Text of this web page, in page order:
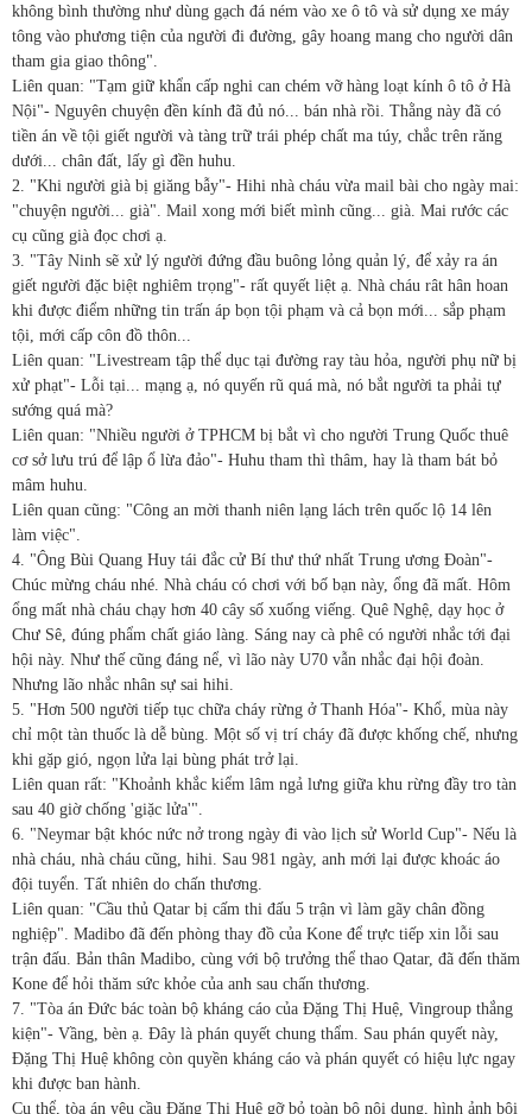
không bình thường như dùng gạch đá ném vào xe ô tô và sử dụng xe máy
tông vào phương tiện của người đi đường, gây hoang mang cho người dân
tham gia giao thông".
Liên quan: "Tạm giữ khẩn cấp nghi can chém vỡ hàng loạt kính ô tô ở Hà
Nội"- Nguyên chuyện đền kính đã đủ nó... bán nhà rồi. Thằng này đã có
tiền án về tội giết người và tàng trữ trái phép chất ma túy, chắc trên răng
dưới... chân đất, lấy gì đền huhu.
2. "Khi người già bị giăng bẫy"- Hihi nhà cháu vừa mail bài cho ngày mai:
"chuyện người... già". Mail xong mới biết mình cũng... già. Mai rước các
cụ cũng già đọc chơi ạ.
3. "Tây Ninh sẽ xử lý người đứng đầu buông lỏng quản lý, để xảy ra án
giết người đặc biệt nghiêm trọng"- rất quyết liệt ạ. Nhà cháu rât hân hoan
khi được điểm những tin trấn áp bọn tội phạm và cả bọn mới... sắp phạm
tội, mới cấp côn đồ thôn...
Liên quan: "Livestream tập thể dục tại đường ray tàu hỏa, người phụ nữ bị
xử phạt"- Lỗi tại... mạng ạ, nó quyến rũ quá mà, nó bắt người ta phải tự
sướng quá mà?
Liên quan: "Nhiều người ở TPHCM bị bắt vì cho người Trung Quốc thuê
cơ sở lưu trú để lập ổ lừa đảo"- Huhu tham thì thâm, hay là tham bát bỏ
mâm huhu.
Liên quan cũng: "Công an mời thanh niên lạng lách trên quốc lộ 14 lên
làm việc".
4. "Ông Bùi Quang Huy tái đắc cử Bí thư thứ nhất Trung ương Đoàn"-
Chúc mừng cháu nhé. Nhà cháu có chơi với bố bạn này, ổng đã mất. Hôm
ổng mất nhà cháu chạy hơn 40 cây số xuống viếng. Quê Nghệ, dạy học ở
Chư Sê, đúng phẩm chất giáo làng. Sáng nay cà phê có người nhắc tới đại
hội này. Như thế cũng đáng nể, vì lão này U70 vẫn nhắc đại hội đoàn.
Nhưng lão nhắc nhân sự sai hihi.
5. "Hơn 500 người tiếp tục chữa cháy rừng ở Thanh Hóa"- Khổ, mùa này
chỉ một tàn thuốc là dễ bùng. Một số vị trí cháy đã được khống chế, nhưng
khi gặp gió, ngọn lửa lại bùng phát trở lại.
Liên quan rất: "Khoảnh khắc kiểm lâm ngả lưng giữa khu rừng đầy tro tàn
sau 40 giờ chống 'giặc lửa'".
6. "Neymar bật khóc nức nở trong ngày đi vào lịch sử World Cup"- Nếu là
nhà cháu, nhà cháu cũng, hihi. Sau 981 ngày, anh mới lại được khoác áo
đội tuyển. Tất nhiên do chấn thương.
Liên quan: "Cầu thủ Qatar bị cấm thi đấu 5 trận vì làm gãy chân đồng
nghiệp". Madibo đã đến phòng thay đồ của Kone để trực tiếp xin lỗi sau
trận đấu. Bản thân Madibo, cùng với bộ trưởng thể thao Qatar, đã đến thăm
Kone để hỏi thăm sức khỏe của anh sau chấn thương.
7. "Tòa án Đức bác toàn bộ kháng cáo của Đặng Thị Huệ, Vingroup thắng
kiện"- Vầng, bèn ạ. Đây là phán quyết chung thẩm. Sau phán quyết này,
Đặng Thị Huệ không còn quyền kháng cáo và phán quyết có hiệu lực ngay
khi được ban hành.
Cụ thể, tòa án yêu cầu Đặng Thị Huệ gỡ bỏ toàn bộ nội dung, hình ảnh bôi